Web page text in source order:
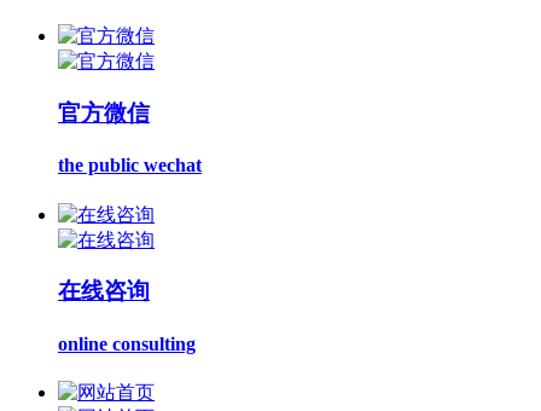
官方微信
the public wechat
在线咨询
online consulting